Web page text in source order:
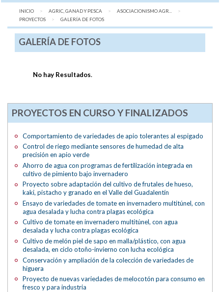
INICIO AGRIC, GANAD Y PESCA
ASOCIACIONISMO AGR...
PROYECTOS
AQUÍ:
GALERÍA DE FOTOS
GALERÍA DE FOTOS
No hay Resultados.
PROYECTOS EN CURSO Y FINALIZADOS
Comportamiento de variedades de apio tolerantes al espigado
Control de riego mediante sensores de humedad de alta
precisión en apio verde
Ahorro de agua con programas de fertilización integrada en
cultivo de pimiento bajo invernadero
Proyecto sobre adaptación del cultivo de frutales de hueso,
kaki, pistacho y granado en el Valle del Guadalentín
Ensayo de variedades de tomate en invernadero multitúnel, con
agua desalada y lucha contra plagas ecológica
Cultivo de tomate en invernadero multitúnel, con agua
desalada y lucha contra plagas ecológica
Cultivo de melón piel de sapo en malla/plástico, con agua
desalada, en ciclo otoño-invierno con lucha ecológica
Conservación y ampliación de la colección de variedades de
higuera
Proyecto de nuevas variedades de melocotón para consumo en
fresco y para industria